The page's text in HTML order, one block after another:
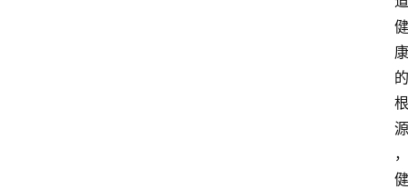
健
康
的
根
源
，
健